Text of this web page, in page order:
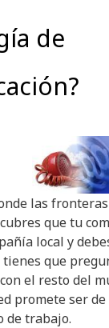
de
las
que tu
local y
que
el resto del
promete ser
de trabajo.